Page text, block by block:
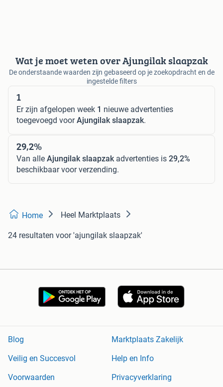
Wat je moet weten over Ajungilak slaapzak
De onderstaande waarden zijn gebaseerd op je zoekopdracht en de
ingestelde filters
1
Er zijn afgelopen week 1 nieuwe advertenties
toegevoegd voorAjungilak slaapzak.
29,2%
Van alle Ajungilak slaapzak advertenties is 29,2%
beschikbaar voor verzending.
Home Heel Marktplaats
24 resultaten voor 'ajungilak slaapzak'
Blog
Marktplaats Zakelijk
Veilig en Succesvol
Help en Info
Voorwaarden
Privacyverklaring